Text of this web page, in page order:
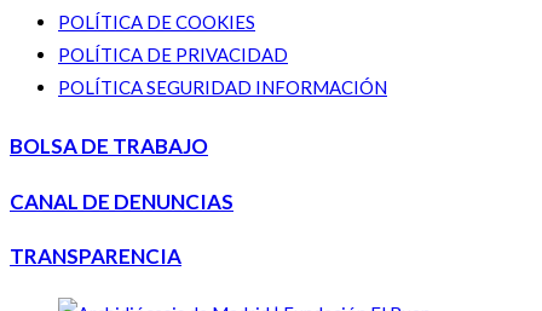
POLÍTICA DE COOKIES
POLÍTICA DE PRIVACIDAD
POLÍTICA SEGURIDAD INFORMACIÓN
BOLSA DE TRABAJO
CANAL DE DENUNCIAS
TRANSPARENCIA